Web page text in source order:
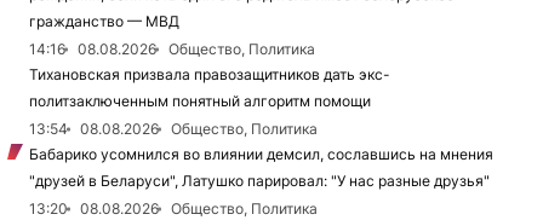
гражданство — МВД
14:16
08.08.2026
Общество, Политика
Тихановская призвала правозащитников дать экс-
политзаключенным понятный алгоритм помощи
13:54
08.08.2026
Общество, Политика
Бабарико усомнился во влиянии демсил, сославшись на мнения
"друзей в Беларуси", Латушко парировал: "У нас разные друзья"
13:20
08.08.2026
Общество, Политика